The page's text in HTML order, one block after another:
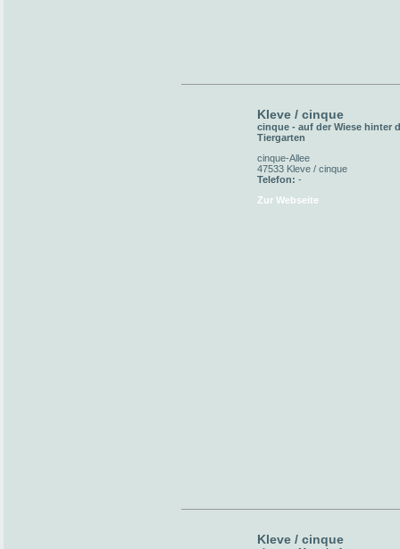
Kleve / cinque
cinque - auf der Wiese hinter
Tiergarten
cinque-Allee
47533 Kleve / cinque
Telefon: -
Zur Webseite
Kleve / cinque